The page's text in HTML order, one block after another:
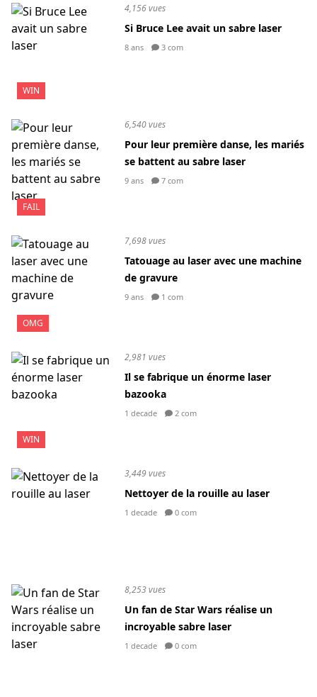
WIN
4,156 vues
Si Bruce Lee avait un sabre laser
8 ans 3 com
FAIL
6,540 vues
Pour leur première danse, les mariés
se battent au sabre laser
9 ans 7 com
OMG
7,698 vues
Tatouage au laser avec une machine
de gravure
9 ans 1 com
WIN
2,981 vues
Il se fabrique un énorme laser
bazooka
1 decade 2 com
3,449 vues
Nettoyer de la rouille au laser
1 decade 0 com
8,253 vues
Un fan de Star Wars réalise un
incroyable sabre laser
1 decade 0 com